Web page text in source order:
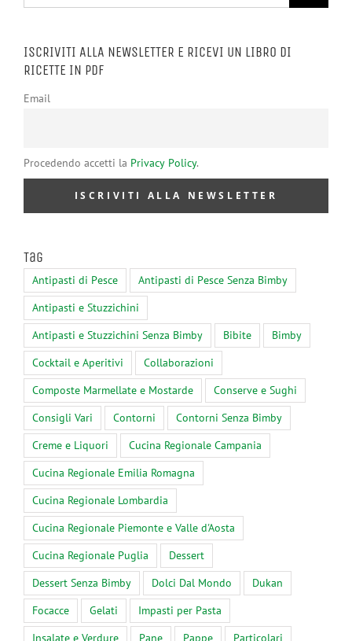
ISCRIVITI ALLA NEWSLETTER E RICEVI UN LIBRO DI
RICETTE IN PDF
Email
Procedendo accetti la Privacy Policy.
Tag
Antipasti di Pesce
Antipasti di Pesce Senza Bimby
Antipasti e Stuzzichini
Antipasti e Stuzzichini Senza Bimby
Bibite
Bimby
Cocktail e Aperitivi
Collaborazioni
Composte Marmellate e Mostarde
Conserve e Sughi
Consigli Vari
Contorni
Contorni Senza Bimby
Creme e Liquori
Cucina Regionale Campania
Cucina Regionale Emilia Romagna
Cucina Regionale Lombardia
Cucina Regionale Piemonte e Valle d'Aosta
Cucina Regionale Puglia
Dessert
Dessert Senza Bimby
Dolci Dal Mondo
Dukan
Focacce
Gelati
Impasti per Pasta
Insalate e Verdure
Pane Pappe
Particolari